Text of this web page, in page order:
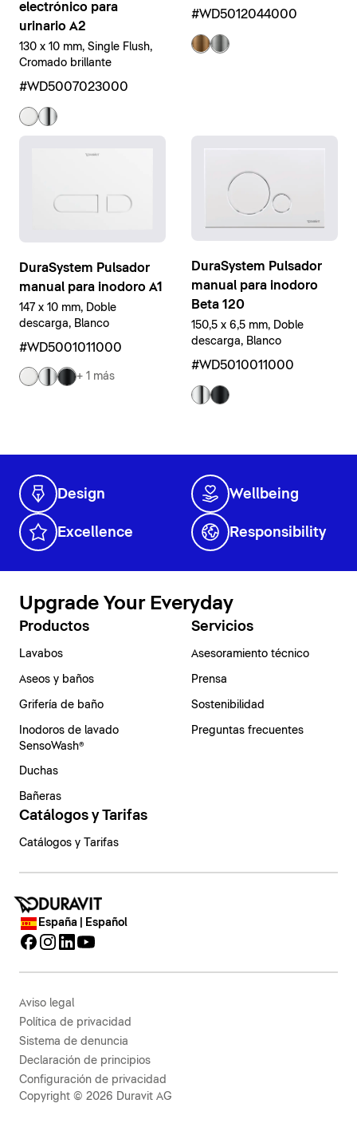
electrónico para
urinario A2
130 x 10 mm, Single Flush,
Cromado brillante
#WD5007023000
#WD5012044000
DuraSystem Pulsador
manual para inodoro A1
147 x 10 mm, Doble
descarga, Blanco
#WD5001011000
+ 1 más
DuraSystem Pulsador
manual para inodoro
Beta 120
150,5 x 6,5 mm, Doble
descarga, Blanco
#WD5010011000
Design Wellbeing
Excellence Responsibility
Upgrade Your Everyday
Productos
Lavabos
Aseos y baños
Grifería de baño
Inodoros de lavado
SensoWash®
Duchas
Bañeras
Servicios
Asesoramiento técnico
Prensa
Sostenibilidad
Preguntas frecuentes
Catálogos y Tarifas
Catálogos y Tarifas
España | Español
Aviso legal
Política de privacidad
Sistema de denuncia
Declaración de principios
Configuración de privacidad
Copyright © 2026 Duravit AG